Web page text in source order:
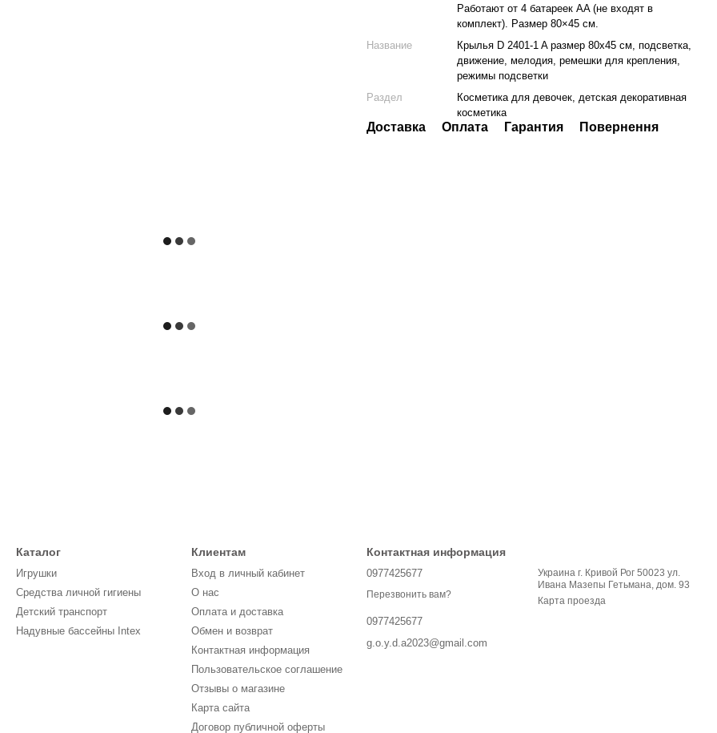
Работают от 4 батареек AA (не входят в
комплект). Размер 80×45 см.
Название
Крылья D 2401-1 A размер 80х45 см, подсветка,
движение, мелодия, ремешки для крепления,
режимы подсветки
Раздел
Косметика для девочек, детская декоративная
косметика
Доставка Оплата Гарантия Повернення
Каталог
Игрушки
Средства личной гигиены
Детский транспорт
Надувные бассейны Intex
Клиентам
Вход в личный кабинет
О нас
Оплата и доставка
Обмен и возврат
Контактная информация
Пользовательское соглашение
Отзывы о магазине
Карта сайта
Договор публичной оферты
Контактная информация
0977425677
Перезвонить вам?
0977425677
g.o.y.d.a2023@gmail.com
Украина г. Кривой Рог 50023 ул.
Ивана Мазепы Гетьмана, дом. 93
Карта проезда